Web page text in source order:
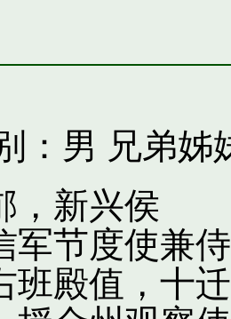
：男 兄弟姊
，新兴侯
军节度使兼
班殿值，十